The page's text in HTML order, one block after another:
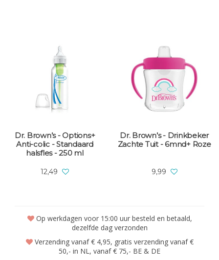
Dr. Brown’s - Options+
Anti-colic - Standaard
halsfles - 250 ml
12,49
Dr. Brown’s - Drinkbeker
Zachte Tuit - 6mnd+ Roze
9,99
Op werkdagen voor 15:00 uur besteld en betaald,
dezelfde dag verzonden
Verzending vanaf € 4,95, gratis verzending vanaf €
50,- in NL, vanaf € 75,- BE & DE